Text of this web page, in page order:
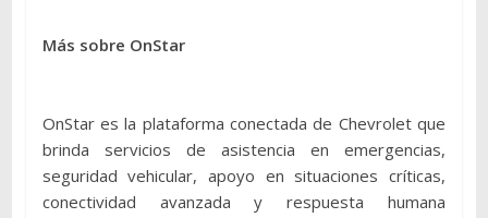
Más sobre OnStar
OnStar es la plataforma conectada de Chevrolet que
brinda servicios de asistencia en emergencias,
seguridad vehicular, apoyo en situaciones críticas,
conectividad avanzada y respuesta humana